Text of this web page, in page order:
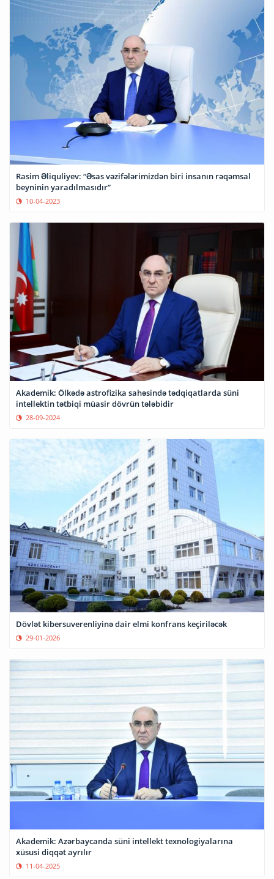
Rasim Əliquliyev: “Əsas vəzifələrimizdən biri insanın rəqəmsal
beyninin yaradılmasıdır”
10-04-2023
Akademik: Ölkədə astrofizika sahəsində tədqiqatlarda süni
intellektin tətbiqi müasir dövrün tələbidir
28-09-2024
Dövlət kibersuverenliyinə dair elmi konfrans keçiriləcək
29-01-2026
Akademik: Azərbaycanda süni intellekt texnologiyalarına
xüsusi diqqət ayrılır
11-04-2025